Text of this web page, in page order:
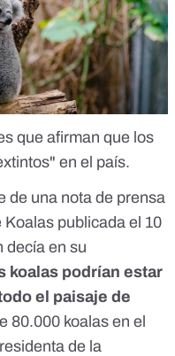
que afirman que los
en el país.
de una nota de prensa
publicada el 10
decía en su
koalas podrían estar
el paisaje de
80.000 koalas en el
de la